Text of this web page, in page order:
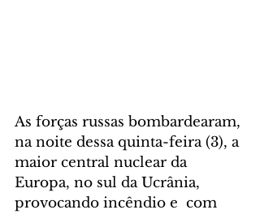
As forças russas bombardearam,
na noite dessa quinta-feira (3), a
maior central nuclear da
Europa, no sul da Ucrânia,
provocando incêndio e  com